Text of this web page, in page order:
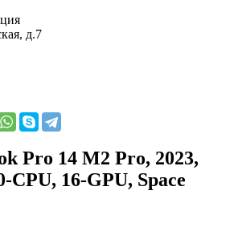
д.7
Pro 14 M2 Pro, 2023,
CPU, 16-GPU, Space